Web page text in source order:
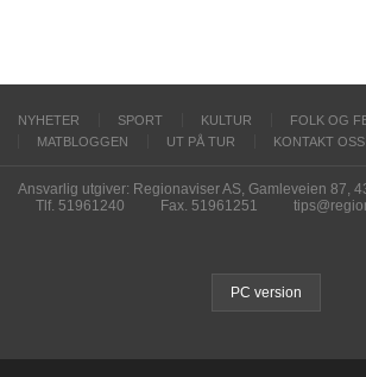
NYHETER SPORT KULTUR FOLK OG
MATBLOGGEN
UT PÅ TUR KONTAKT OSS
Ansvarlig utgiver: Regionaviser AS, Gamleveien 87,
Tlf. 51961240
Fax. 51961251
PC version